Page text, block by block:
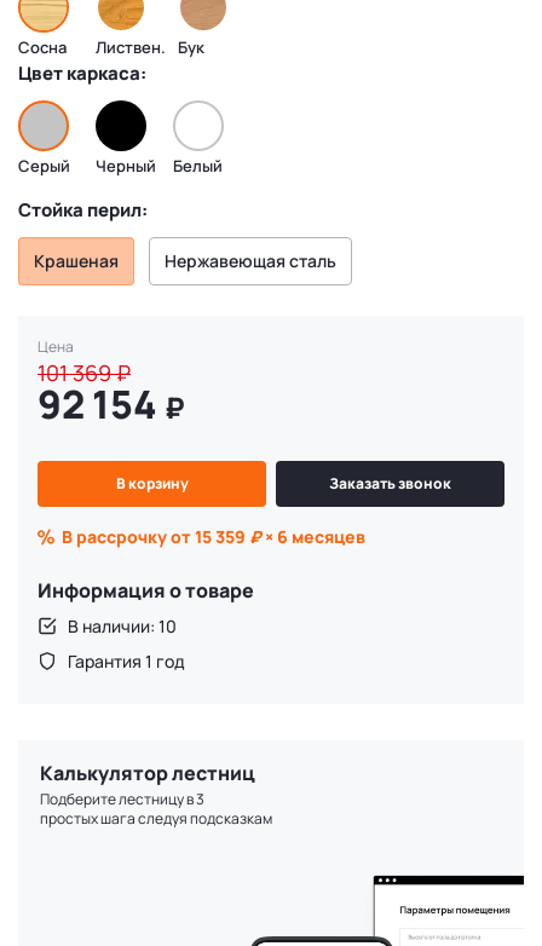
Сосна Листвен. Бук
Цвет каркаса:
Серый Черный Белый
Стойка перил:
Крашеная Нержавеющая сталь
Цена
101 369₽
92 154 ₽
В корзину Заказать звонок
В рассрочку от 15 359 ₽× 6 месяцев
Информация о товаре
В наличии: 10
Гарантия 1 год
Калькулятор лестниц
Подберите лестницу в 3
простых шага следуя подсказкам